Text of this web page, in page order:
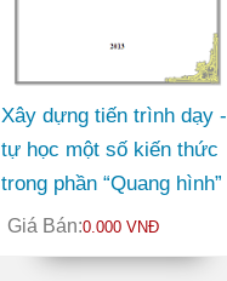
Xây dựng tiến trình dạy -
tự học một số kiến thức
trong phần “Quang hình”
Vật lý 11 nâng cao
Giá Bán:0.000 VNĐ